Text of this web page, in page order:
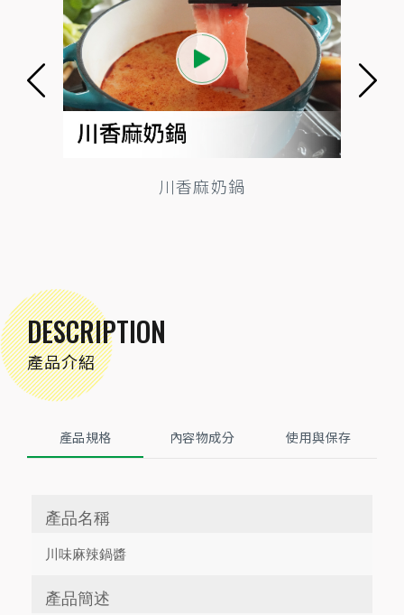
川香麻奶鍋
DESCRIPTION
產品介紹
產品規格 內容物成分 使用與保存
產品名稱
川味麻辣鍋醬
產品簡述